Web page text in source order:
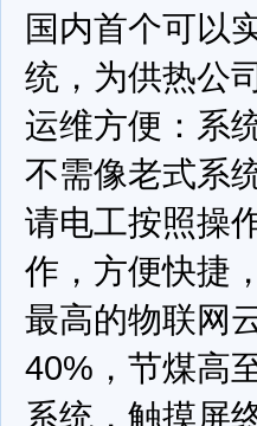
国内首个可以
统，为供热公
运维方便：系
不需像老式系
请电工按照操
作，方便快捷
最高的物联网
40%，节煤高
系统，触摸屏